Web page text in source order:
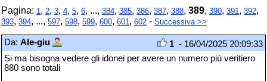
Pagina: 1 , 2, 3, 4, 5, 6, ..., 384, 385, 386, 387, 388, 389, 390, 391 , 392,
393, 394, ..., 597, 598, 599, 600, 601 , 602 - Successiva >>
Da: Ale-giu 1 - 16/04/2025 20:09:33
Si ma bisogna vedere gli idonei per avere un numero più veritiero
880 sono totali